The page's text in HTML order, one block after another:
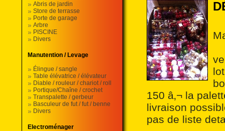
Abris de jardin
Store de terrasse
Porte de garage
Arbre
PISCINE
Divers
Manutention / Levage
Élingue / sangle
Table élévatrice / élévateur
Diable / rouleur / chariot / roll
Portique/Chaîne / crochet
Transpalette / gerbeur
Basculeur de fut / fut / benne
Divers
Electroménager
150 â‚¬ la
livraison
pas de liste